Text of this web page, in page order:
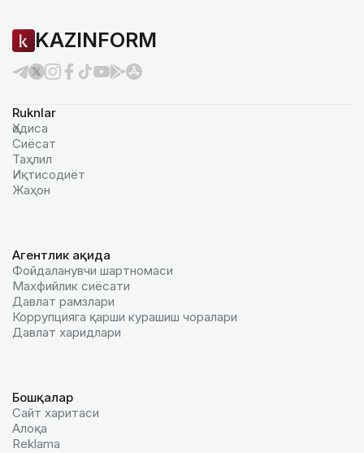
KAZINFORM
Ruknlar
Ҳодиса
Сиёсат
Таҳлил
Иқтисодиёт
Жаҳон
Агентлик ҳақида
Фойдаланувчи шартномаси
Махфийлик сиёсати
Давлат рамзлари
Коррупцияга қарши курашиш чоралари
Давлат харидлари
Бошқалар
Сайт харитаси
Алоқа
Reklamа